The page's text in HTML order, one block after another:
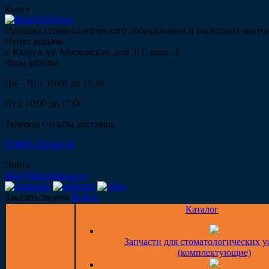
Калуга
Продажа стоматологического оборудования и расходных
Пункт выдачи:
г. Калуга, ул. Московская, дом 311, корп. 3
Часы работы:
Пн – Чт с 10:00 до 17:30
Пт с 10:00 до 17:00
Телефон службы доставки:
8 (800) 250-44-34
Почта
info@fintechgroup.ru
Заказать звонок Войти
Каталог
Запчасти для стоматологических
(комплектующие)